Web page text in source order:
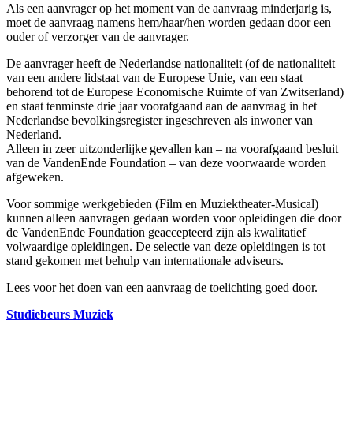
Als een aanvrager op het moment van de aanvraag minderjarig is,
moet de aanvraag namens hem/haar/hen worden gedaan door een
ouder of verzorger van de aanvrager.
De aanvrager heeft de Nederlandse nationaliteit (of de nationaliteit
van een andere lidstaat van de Europese Unie, van een staat
behorend tot de Europese Economische Ruimte of van Zwitserland)
en staat tenminste drie jaar voorafgaand aan de aanvraag in het
Nederlandse bevolkingsregister ingeschreven als inwoner van
Nederland.
Alleen in zeer uitzonderlijke gevallen kan – na voorafgaand besluit
van de VandenEnde Foundation – van deze voorwaarde worden
afgeweken.
Voor sommige werkgebieden (Film en Muziektheater-Musical)
kunnen alleen aanvragen gedaan worden voor opleidingen die door
de VandenEnde Foundation geaccepteerd zijn als kwalitatief
volwaardige opleidingen. De selectie van deze opleidingen is tot
stand gekomen met behulp van internationale adviseurs.
Lees voor het doen van een aanvraag de toelichting goed door.
Studiebeurs Muziek